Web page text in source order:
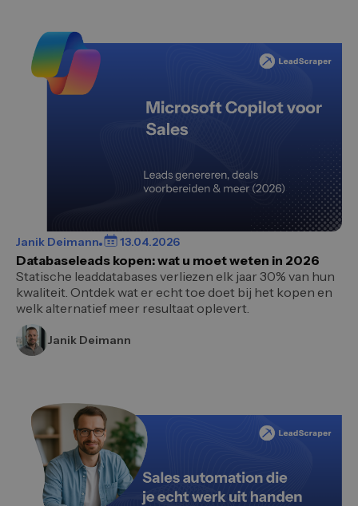
Janik Deimann 13.04.2026
Databaseleads kopen: wat u moet weten in 2026
Statische leaddatabases verliezen elk jaar 30% van hun
kwaliteit. Ontdek wat er echt toe doet bij het kopen en
welk alternatief meer resultaat oplevert.
Janik Deimann